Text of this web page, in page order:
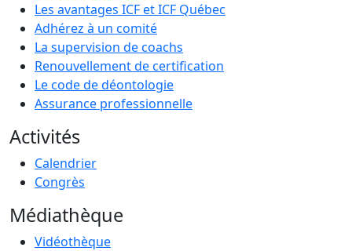
Les avantages ICF et ICF Québec
Adhérez à un comité
La supervision de coachs
Renouvellement de certification
Le code de déontologie
Assurance professionnelle
Activités
Calendrier
Congrès
Médiathèque
Vidéothèque